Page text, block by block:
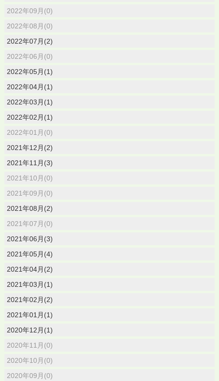
2022年09月(0)
2022年08月(0)
2022年07月(2)
2022年06月(0)
2022年05月(1)
2022年04月(1)
2022年03月(1)
2022年02月(1)
2022年01月(0)
2021年12月(2)
2021年11月(3)
2021年10月(0)
2021年09月(0)
2021年08月(2)
2021年07月(0)
2021年06月(3)
2021年05月(4)
2021年04月(2)
2021年03月(1)
2021年02月(2)
2021年01月(1)
2020年12月(1)
2020年11月(0)
2020年10月(0)
2020年09月(0)